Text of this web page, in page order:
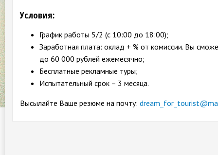
Условия:
График работы 5/2 (с 10:00 до 18:00);
Заработная плата: оклад + % от комиссии. Вы
до 60 000 рублей ежемесячно;
Бесплатные рекламные туры;
Испытательный срок – 3 месяца.
Высылайте Ваше резюме на почту: